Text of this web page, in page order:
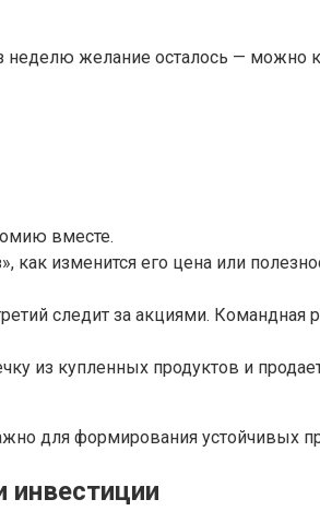
желание осталось — можно
вместе.
как изменится его цена или
следит за акциями.
из купленных продуктов и
для формирования устойчивых
инвестиции